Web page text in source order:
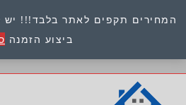
המחירים תקפים לאתר בלבד!!! יש
ביצוע הזמנה
8945722